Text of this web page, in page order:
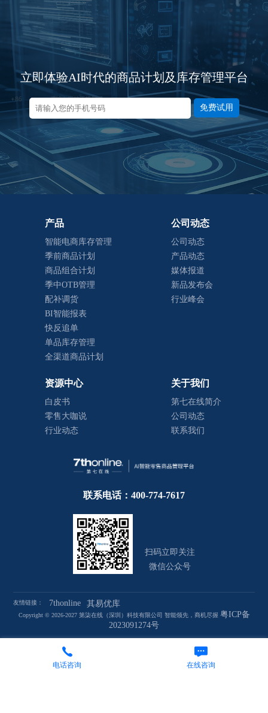
立即体验AI时代的商品计划及库存管理平台
免费试用
产品
智能电商库存管理
季前商品计划
商品组合计划
季中OTB管理
配补调货
BI智能报表
快反追单
单品库存管理
全渠道商品计划
公司动态
公司动态
产品动态
媒体报道
新品发布会
行业峰会
资源中心
白皮书
零售大咖说
行业动态
关于我们
第七在线简介
公司动态
联系我们
联系电话：400-774-7617
扫码立即关注
微信公众号
友情链接： 7thonline 其易优库
Copyright © 2026-2027 第柒在线（深圳）科技有限公司 智能领先，商机尽握 粤ICP备
2023091274号
电话咨询 在线咨询